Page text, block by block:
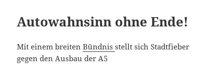
Autowahnsinn ohne Ende!
Mit einem breitenBündnisstellt sich Stadtfieber
gegen den Ausbau der A5